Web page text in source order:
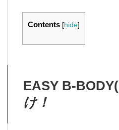
Contents [hide]
EASY B-BODY(
け！